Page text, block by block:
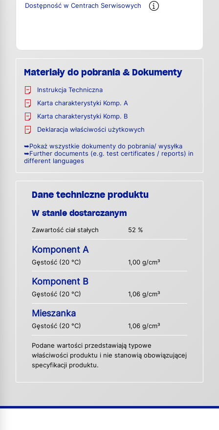
Dostępność w Centrach Serwisowych
Materiały do pobrania & Dokumenty
Instrukcja Techniczna
Karta charakterystyki Komp. A
Karta charakterystyki Komp. B
Deklaracja właściwości użytkowych
➥Pokaż wszystkie dokumenty do pobrania/ wysyłka
➥Further documents (e.g. test certificates / reports) in
different languages
Dane techniczne produktu
W stanie dostarczanym
Zawartość ciał stałych 52 %
Komponent A
Gęstość (20 °C) 1,00 g/cm³
Komponent B
Gęstość (20 °C) 1,06 g/cm³
Mieszanka
Gęstość (20 °C) 1,06 g/cm³
Podane wartości przedstawiają typowe
właściwości produktu i nie stanowią obowiązującej
specyfikacji produktu.